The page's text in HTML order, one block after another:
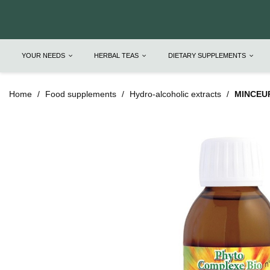
YOUR NEEDS HERBAL TEAS DIETARY SUPPLEMENTS
Home Food supplements Hydro-alcoholic extracts